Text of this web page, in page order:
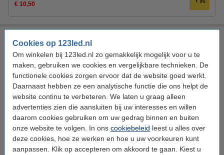
Cookies op 123led.nl
Om winkelen bij 123led.nl zo gemakkelijk mogelijk voor u te
maken, gebruiken we cookies en vergelijkbare technieken. De
functionele cookies zorgen ervoor dat de website goed werkt.
Daarnaast hebben ze een analytische functie die ons helpt de
website continu te verbeteren. We laten u graag alleen
advertenties zien die aansluiten bij uw interesses en willen
daarom cookies gebruiken om uw gedrag binnen en buiten
onze website te volgen. In ons cookiebeleid leest u alles over
deze cookies, hoe ze werken en hoe u uw voorkeuren kunt
aanpassen. Klik op accepteren om akkoord te gaan. Kiest u
€ 10,50
123led 100 lm/W Helder wit
Bekijk de specificaties en beschrijving
Direct leverbaar
Morgen in huis
€ 2,49 123led adviesprijs
€ 1,95 Bestellen
Aanbieding: